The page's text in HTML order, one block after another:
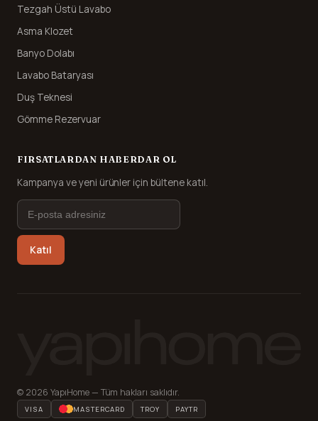
Tezgah Üstü Lavabo
Asma Klozet
Banyo Dolabı
Lavabo Bataryası
Duş Teknesi
Gömme Rezervuar
FIRSATLARDAN HABERDAR OL
Kampanya ve yeni ürünler için bültene katıl.
Katıl
© 2026 YapıHome — Tüm hakları saklıdır.
VISA MASTERCARD TROY PAYTR